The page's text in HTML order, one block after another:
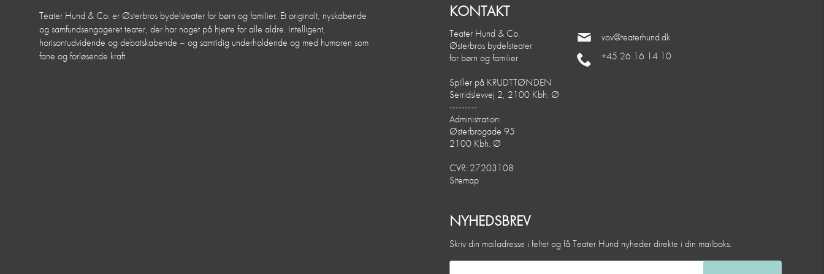
Teater Hund & Co. er Østerbros bydelsteater for børn og familier. Et originalt, nyskabende
og samfundsengageret teater, der har noget på hjerte for alle aldre. Intelligent,
horisontudvidende og debatskabende – og samtidig underholdende og med humoren som
fane og forløsende kraft.
KONTAKT
Teater Hund & Co.
Østerbros bydelsteater
for børn og familier
Spiller på KRUDTTØNDEN
Serridslevvej 2, 2100 Kbh. Ø
---------
Administration:
Østerbrogade 95
2100 Kbh. Ø
CVR: 27203108
Sitemap
vov@teaterhund.dk
+45 26 16 14 10
NYHEDSBREV
Skriv din mailadresse i feltet og få Teater Hund nyheder direkte i din mailboks.